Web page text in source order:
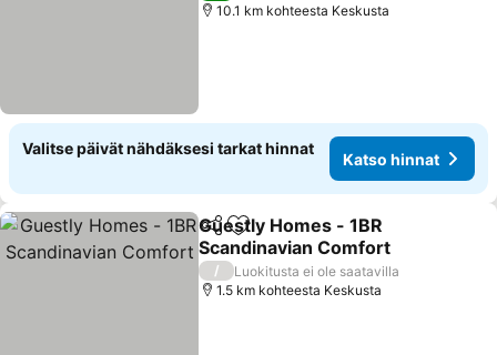
10.1 km kohteesta Keskusta
Valitse päivät nähdäksesi tarkat hinnat
Katso hinnat
Jaa Lisää suosikkeihin
Guestly Homes - 1BR
Scandinavian Comfort
/
Luokitusta ei ole saatavilla
1.5 km kohteesta Keskusta